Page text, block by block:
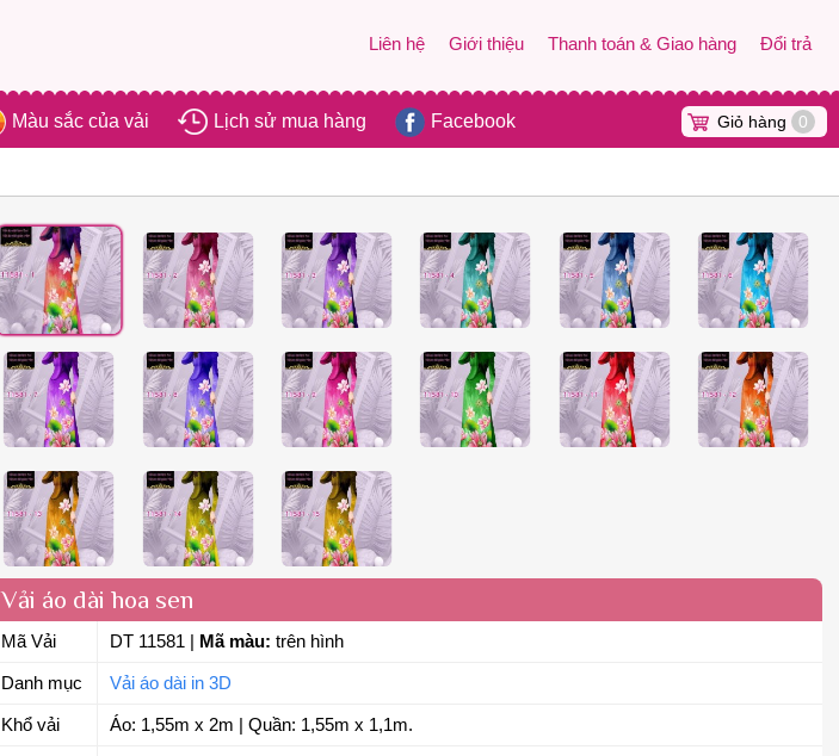
Liên hệ Giới thiệu Thanh toán & Giao hàng Đổi trả
Màu sắc của vải Lịch sử mua hàng Facebook Giỏ hàng 0
Vải áo dài hoa sen
Mã Vải DT 11581 Mã màu: trên hình
Danh mục Vải áo dài in 3D
Khổ vải Áo: 1,55m x 2m | Quần: 1,55m x 1,1m.